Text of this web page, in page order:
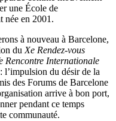
une École de
née en 2001.
à nouveau à Barcelone,
duXe Rendez-vous
Rencontre Internationale
l’impulsion du désir de la
des Forums de Barcelone
arrive à bon port,
pendant ce temps
communauté.